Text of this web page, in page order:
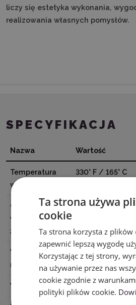
liczy się estetyka wykonania,
realizowania własnych pomysłów.
SPECYFIKACJA
Nazwa Wartość
Temperatura
wgrzewania
330° F / 165° C
Czas
wgrzewania
żelazkiem
30 - 40 sekund
Wymiary
materiału
33 x 91,4 cm
Wykończenie
Ta strona używa
cookie
Ta strona korzysta z plików
zapewnić lepszą wygodę
Korzystając z tej strony,
na używanie przez nas
cookie zgodnie z
polityki plików cookie.